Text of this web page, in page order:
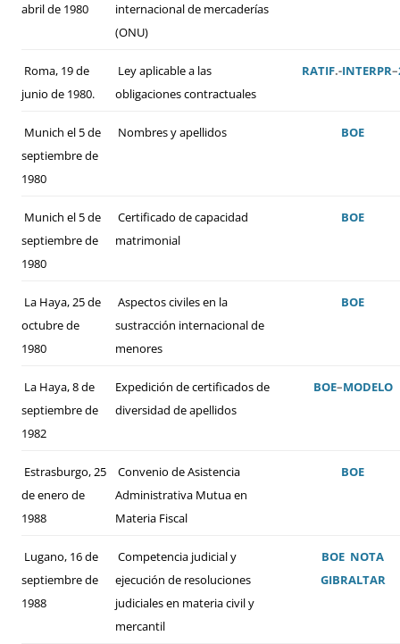
abril de 1980
internacional de mercaderías
(ONU)
Roma, 19 de
junio de 1980.
Ley aplicable a las
obligaciones contractuales
RATIF.-INTERPR–
Munich el 5 de
septiembre de
1980
Nombres y apellidos BOE
Munich el 5 de
septiembre de
1980
Certificado de capacidad
matrimonial
BOE
La Haya, 25 de
octubre de
1980
Aspectos civiles en la
sustracción internacional de
menores
BOE
La Haya, 8 de
septiembre de
1982
Expedición de certificados de
diversidad de apellidos
BOE–MODELO
Estrasburgo, 25
de enero de
1988
Convenio de Asistencia
Administrativa Mutua en
Materia Fiscal
BOE
Lugano, 16 de
septiembre de
1988
Competencia judicial y
ejecución de resoluciones
judiciales en materia civil y
mercantil
BOE NOTA
GIBRALTAR